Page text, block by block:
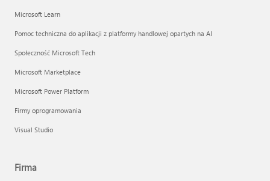
Microsoft Learn
Pomoc techniczna do aplikacji z platformy handlowej opartych na AI
Społeczność Microsoft Tech
Microsoft Marketplace
Microsoft Power Platform
Firmy oprogramowania
Visual Studio
Firma